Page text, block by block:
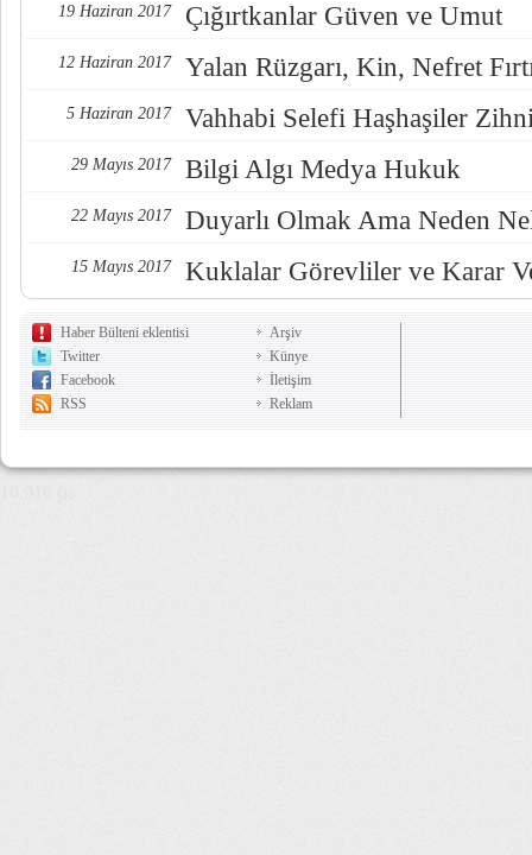
19 Haziran 2017 Çığırtkanlar Güven ve Umut
12 Haziran 2017 Yalan Rüzgarı, Kin, Nefret
5 Haziran 2017 Vahhabi Selefi Haşhaşiler
29 Mayıs 2017 Bilgi Algı Medya Hukuk
22 Mayıs 2017 Duyarlı Olmak Ama Neden
15 Mayıs 2017 Kuklalar Görevliler ve Karar
Haber Bülteni eklentisi
Twitter
Facebook
RSS
Arşiv
Künye
İletişim
Reklam